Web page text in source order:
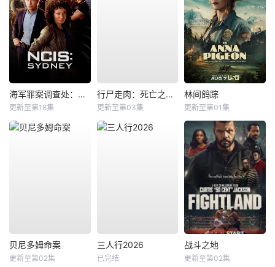
海军罪案调查处：悉尼第三季
更新至第18集
行尸走肉：死亡之城第三季
更新至第03集
林间鸽踪
更新至第01集
贝尼多姆命案
更新至第02集
三人行2026
已完结
战斗之地
更新至第02集